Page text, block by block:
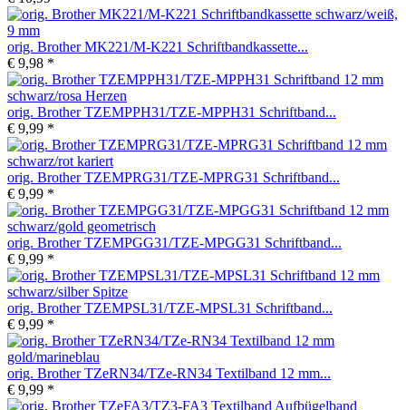
orig. Brother MK221/M-K221 Schriftbandkassette...
€ 9,98 *
orig. Brother TZEMPPH31/TZE-MPPH31 Schriftband...
€ 9,99 *
orig. Brother TZEMPRG31/TZE-MPRG31 Schriftband...
€ 9,99 *
orig. Brother TZEMPGG31/TZE-MPGG31 Schriftband...
€ 9,99 *
orig. Brother TZEMPSL31/TZE-MPSL31 Schriftband...
€ 9,99 *
orig. Brother TZeRN34/TZe-RN34 Textilband 12 mm...
€ 9,99 *